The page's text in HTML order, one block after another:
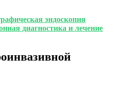
эндоскопия
диагностика и лечение